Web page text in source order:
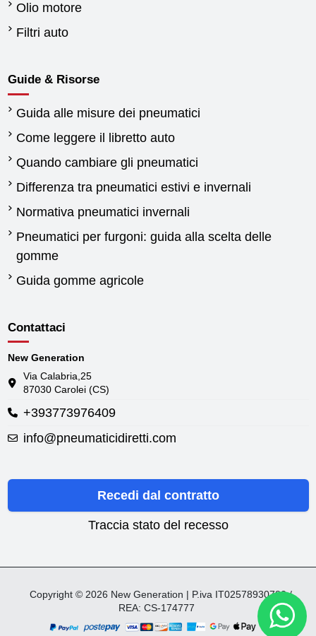
Olio motore
Filtri auto
Guide & Risorse
Guida alle misure dei pneumatici
Come leggere il libretto auto
Quando cambiare gli pneumatici
Differenza tra pneumatici estivi e invernali
Normativa pneumatici invernali
Pneumatici per furgoni: guida alla scelta delle
gomme
Guida gomme agricole
Contattaci
New Generation
Via Calabria,25
87030 Carolei (CS)
+393773976409
info@pneumaticidiretti.com
Recedi dal contratto
Traccia stato del recesso
Copyright © 2026 New Generation | P.iva IT02578930782 /
REA: CS-174777